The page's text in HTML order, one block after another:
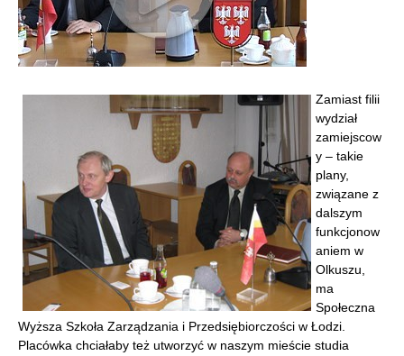
Zamiast filii
wydział
zamiejscow
y – takie
plany,
związane z
dalszym
funkcjonow
aniem w
Olkuszu,
ma
Społeczna
Wyższa Szkoła Zarządzania i Przedsiębiorczości w Łodzi.
Placówka chciałaby też utworzyć w naszym mieście studia